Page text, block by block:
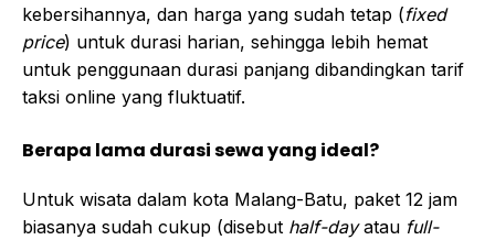
kebersihannya, dan harga yang sudah tetap (fixed
price) untuk durasi harian, sehingga lebih hemat
untuk penggunaan durasi panjang dibandingkan tarif
taksi online yang fluktuatif.
Berapa lama durasi sewa yang ideal?
Untuk wisata dalam kota Malang-Batu, paket 12 jam
biasanya sudah cukup (disebut half-dayatau full-